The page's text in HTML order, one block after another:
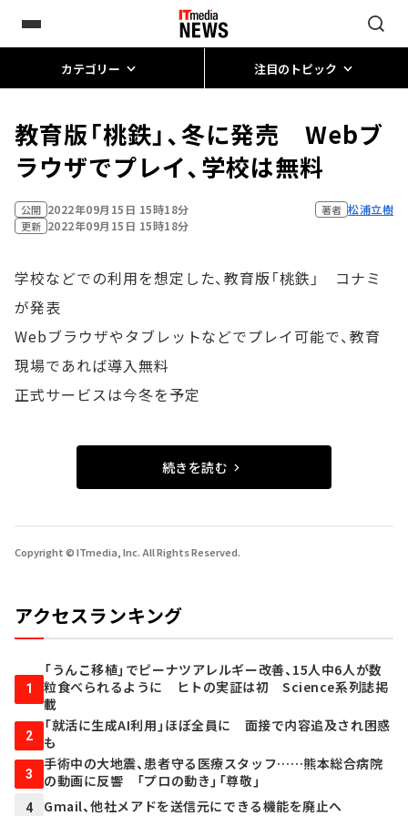
カテゴリー 注目のトピック
教育版「桃鉄」、冬に発売 Webブ
ラウザでプレイ、学校は無料
公開 2022年09月15日 15時18分
更新 2022年09月15日 15時18分
著者 松浦立樹
学校などでの利用を想定した、教育版「桃鉄」 コナミ
が発表
Webブラウザやタブレットなどでプレイ可能で、教育
現場であれば導入無料
正式サービスは今冬を予定
続きを読む
Copyright © ITmedia, Inc. All Rights Reserved.
アクセスランキング
1
「うんこ移植」でピーナツアレルギー改善、15人中6人が数
粒食べられるように ヒトの実証は初 Science系列誌掲
載
2
「就活に生成AI利用」ほぼ全員に 面接で内容追及され困惑
も
3
手術中の大地震、患者守る医療スタッフ……熊本総合病院
の動画に反響 「プロの動き」「尊敬」
4 Gmail、他社メアドを送信元にできる機能を廃止へ